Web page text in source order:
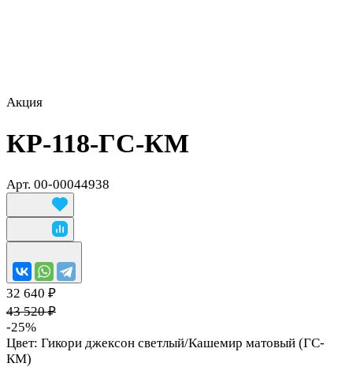
Акция
КР-118-ГС-КМ
Арт. 00-00044938
32 640 ₽
43 520 ₽
-25%
Цвет: Гикори джексон светлый/Кашемир матовый (ГС-
КМ)